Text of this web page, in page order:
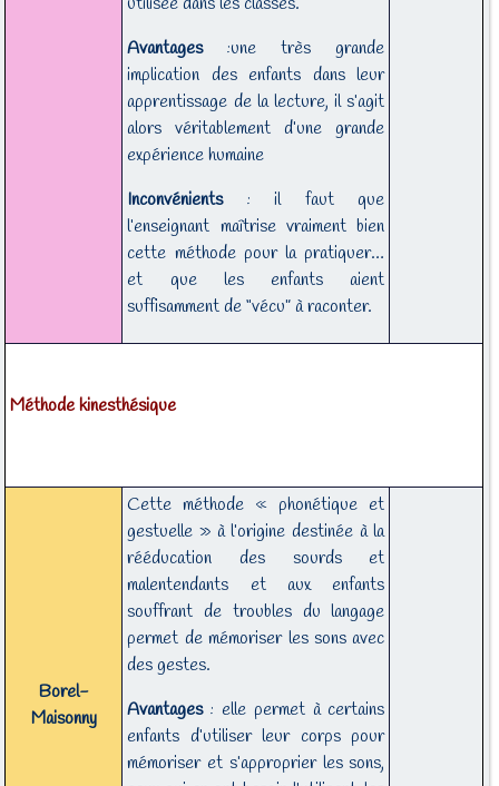
Avantages:une très grande
implication des enfants dans leur
apprentissage de la lecture, il s’agit
alors véritablement d’une grande
expérience humaine
Inconvénients : il faut que
l’enseignant maîtrise vraiment bien
cette méthode pour la pratiquer…
et que les enfants aient
suffisamment de “vécu” à raconter.
Méthode kinesthésique
Borel-
Maisonny
Cette méthode « phonétique et
gestuelle » à l’origine destinée à la
rééducation des sourds et
malentendants et aux enfants
souffrant de troubles du langage
permet de mémoriser les sons avec
des gestes.
Avantages: elle permet à certains
enfants d’utiliser leur corps pour
mémoriser et s’approprier les sons,